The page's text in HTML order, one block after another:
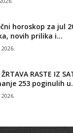
horoskop za jul
novih prilika i...
ŽRTAVA RASTE IZ
253 poginulih